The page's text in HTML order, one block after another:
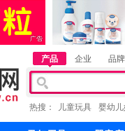
产品 企业 品牌
热搜： 儿童玩具 婴幼